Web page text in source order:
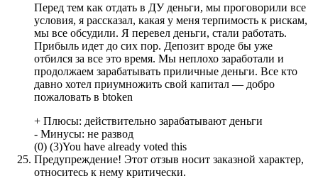
Перед тем как отдать в ДУ деньги, мы проговорили все
условия, я рассказал, какая у меня терпимость к рискам,
мы все обсудили. Я перевел деньги, стали работать.
Прибыль идет до сих пор. Депозит вроде бы уже
отбился за все это время. Мы неплохо заработали и
продолжаем зарабатывать приличные деньги. Все кто
давно хотел приумножить свой капитал — добро
пожаловать в btoken
+ Плюсы: действительно зарабатывают деньги
- Минусы: не развод
(0) (3)You have already voted this
Предупреждение! Этот отзыв носит заказной характер,
относитесь к нему критически.